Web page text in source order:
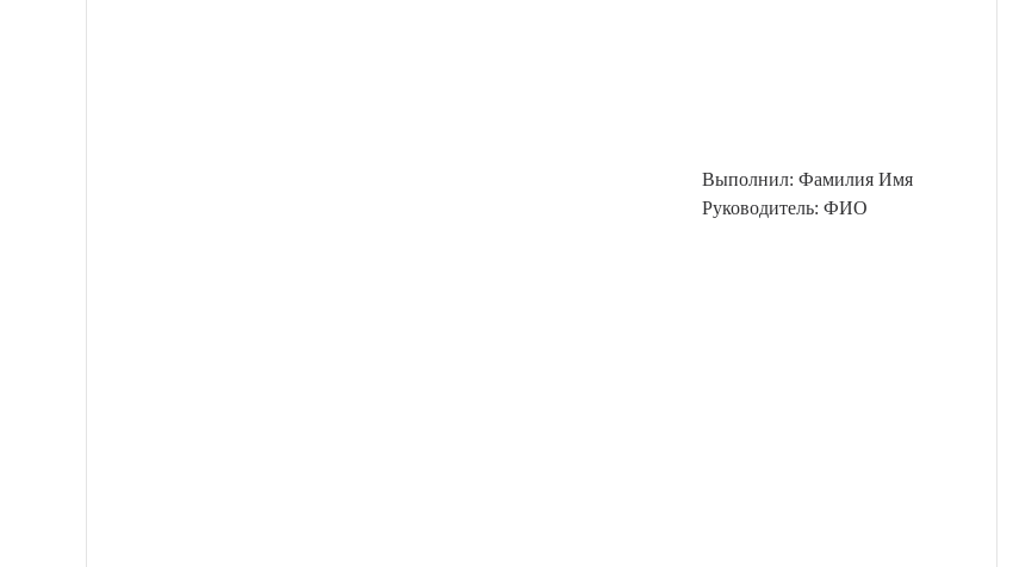
Выполнил: Фамилия Имя
Руководитель: ФИО